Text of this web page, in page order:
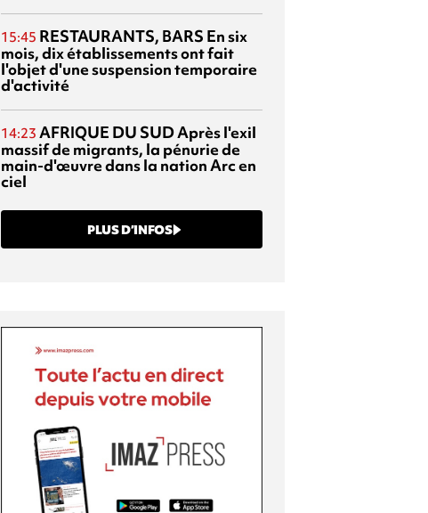
15:45 RESTAURANTS, BARS En six
mois, dix établissements ont fait
l'objet d'une suspension temporaire
d'activité
14:23 AFRIQUE DU SUDAprès l'exil
massif de migrants, la pénurie de
main-d'œuvre dans la nation Arc en
ciel
PLUS D’INFOS